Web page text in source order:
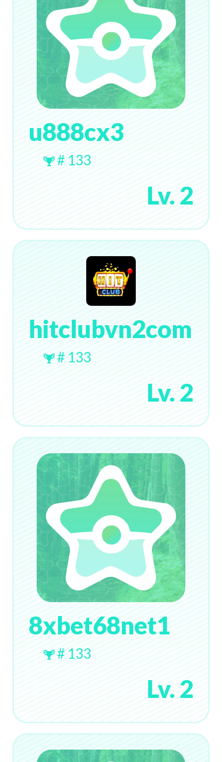
u888cx3
# 133
Lv. 2
hitclubvn2com
# 133
Lv. 2
8xbet68net1
# 133
Lv. 2